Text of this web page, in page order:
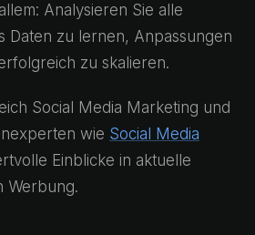
Analysieren Sie alle
Daten zu lernen, Anpassungen
zu skalieren.
Social Media Marketing und
wie Social Media
Einblicke in aktuelle
Werbung.